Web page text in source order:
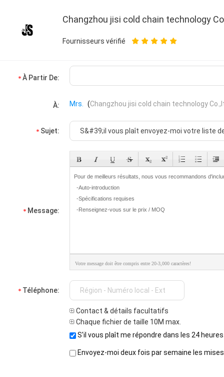
Changzhou jisi cold chain technology
Fournisseurs vérifié
À Partir De:
À: Mrs. (Changzhou jisi cold chain technology
Sujet:
Message:
Votre message doit être compris entre 20-3,000 caractères!
Téléphone:
Contact & détails facultatifs
Chaque fichier de taille 10M max.
S'il vous plaît me répondre dans les 24
Envoyez-moi deux fois par semaine les